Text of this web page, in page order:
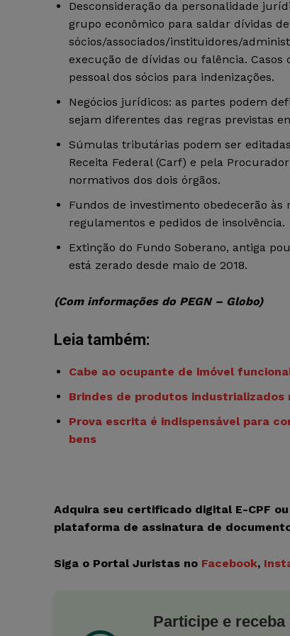
Desconsideração da personalidade
grupo econômico para saldar dívidas
sócios/associados/instituidores/
execução de dívidas ou falência.
pessoal dos sócios para indenizações.
Negócios jurídicos: as partes podem
sejam diferentes das regras previstas
Súmulas tributárias podem ser
Receita Federal (Carf) e pela
normativos dos dois órgãos.
Fundos de investimento obedecerão
regulamentos e pedidos de insolvência.
Extinção do Fundo Soberano, antiga
está zerado desde maio de 2018.
(Com informações do PEGN – Globo)
Leia também:
Cabe ao ocupante de imóvel
Brindes de produtos
Prova escrita é indispensável para
bens
Adquira seu certificado digital E-CPF ou
plataforma de assinatura de
Siga o Portal Juristas no Facebook,
Participe e